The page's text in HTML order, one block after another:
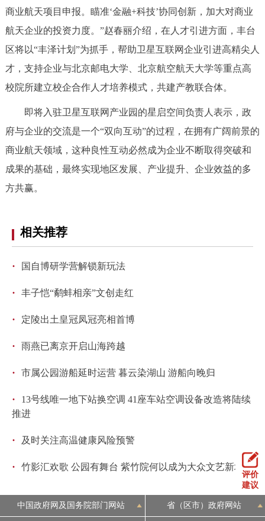
商业航天项目申报。瞄准‘金融+科技’协同创新，加大对商业
航天企业的投资力度。”赵春丽介绍，在人才引进方面，丰台
区将以“丰泽计划”为抓手，帮助卫星互联网企业引进高精尖人
才，支持企业与北京邮电大学、北京航空航天大学等重点高
校院所建立校企合作人才培养模式，共建产教联合体。
即将入驻卫星互联网产业园的星启空间负责人表示，政
府与企业的交流是一个“双向互动”的过程，在拥有广阔前景的
商业航天领域，这种良性互动必然成为企业不断取得突破和
成果的基础，最终实现地区发展、产业提升、企业效益的多
方共赢。
相关推荐
· 国自博研学营解锁新玩法
· 丰子恺“鹬蚌相亲”文创走红
· 定陵出土皇冠凤冠亮相首博
· 雨燕已离京开启山海跨越
· 市属公园游船延时运营 暮云染湖山 游船向晚归
·
13号线唯一地下站换空调 41座车站空调设备改造将陆续
推进
· 及时关注高温健康风险预警
· 竹影汇欢歌 公园有舞台 紫竹院何以成为大众文艺新地标
评价
建议
中国政府网及国务院部门网站 省（区市）政府网站